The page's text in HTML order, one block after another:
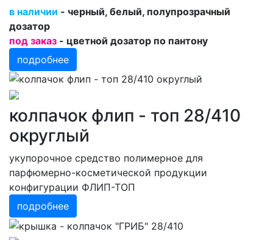
в наличии - черный, белый, полупрозрачный
дозатор
под заказ - цветной дозатор по пантону
подробнее
колпачок флип - топ 28/410
округлый
укупорочное средство полимерное для
парфюмерно-косметической продукции
конфигурации ФЛИП-ТОП
подробнее